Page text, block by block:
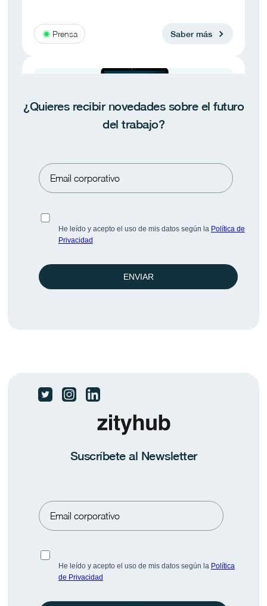
Prensa Saber más
Pulse BeFlex · Espacio-Tiempo 2026
empresas BeFlex.
Las dos Españas ante el fin de curso
El 83,4% de los ocupados no teletrabaja nunca.
Prensa Saber más
¿Quieres recibir novedades sobre el futuro
del trabajo?
He leído y acepto el uso de mis datos según la Política de
Privacidad
ENVIAR
Suscríbete al Newsletter
He leído y acepto el uso de mis datos según la Política
de Privacidad